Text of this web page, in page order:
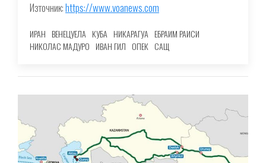
Източник:https://www.voanews.com
ИРАН ВЕНЕЦУЕЛА КУБА НИКАРАГУА ЕБРАИМ РАИСИ
НИКОЛАС МАДУРО ИВАН ГИЛ ОПЕК САЩ